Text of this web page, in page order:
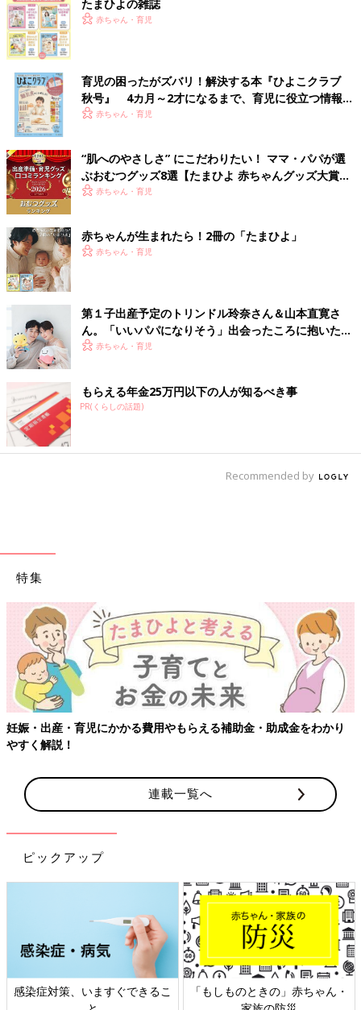
たまひよの雑誌
赤ちゃん・育児
育児の困ったがズバリ！解決する本『ひよこクラブ
秋号』 4カ月～2才になるまで、育児に役立つ情報が
いっぱい！
赤ちゃん・育児
“肌へのやさしさ” にこだわりたい！ ママ・パパが選
ぶおむつグッズ8選【たまひよ 赤ちゃんグッズ大賞
2026】
赤ちゃん・育児
赤ちゃんが生まれたら！2冊の「たまひよ」
赤ちゃん・育児
第１子出産予定のトリンドル玲奈さん＆山本直寛さ
ん。「いいパパになりそう」出会ったころに抱いた印
象がもうすぐ現実に!?（たまひよ独占インタビュー前
赤ちゃん・育児
もらえる年金25万円以下の人が知るべき事
PR(くらしの話題)
Recommended by
特集
妊娠・出産・育児にかかる費用やもらえる補助金・助成金をわかり
やすく解説！
連載一覧へ
ピックアップ
感染症対策、いますぐできるこ
「もしものときの」赤ちゃん・